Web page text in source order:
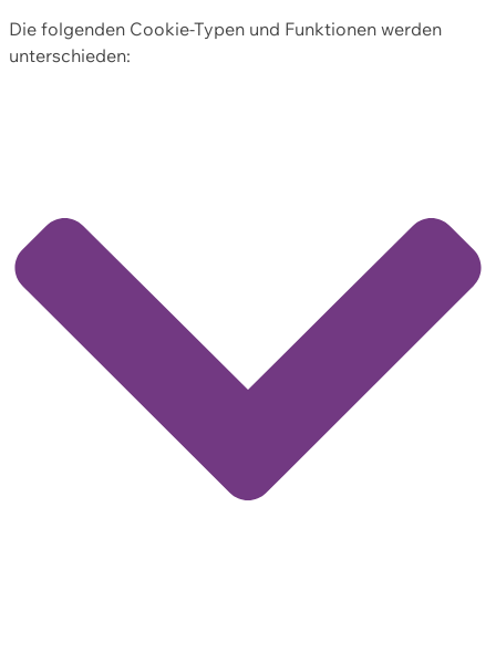
Die folgenden Cookie-Typen und Funktionen werden
unterschieden: